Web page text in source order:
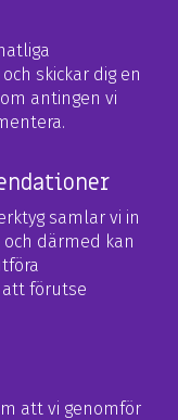
och skickar dig en
antingen vi
samlar vi in
därmed kan
förutse
att vi genomför